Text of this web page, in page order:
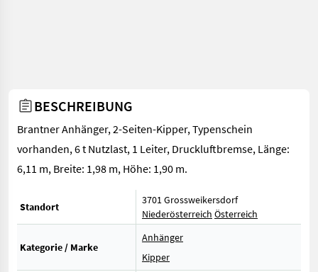
BESCHREIBUNG
Brantner Anhänger, 2-Seiten-Kipper, Typenschein
vorhanden, 6 t Nutzlast, 1 Leiter, Druckluftbremse, Länge:
6,11 m, Breite: 1,98 m, Höhe: 1,90 m.
Standort
3701 Grossweikersdorf
Niederösterreich Österreich
Kategorie / Marke
Anhänger
Kipper